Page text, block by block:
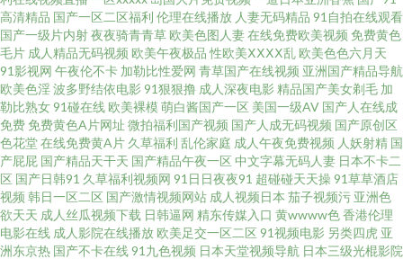
费在线播放 久久超碰碰 丝袜91窝 91网站直接观看 国产欧美日韩论坛 欧美人
人艹 午夜男人站 av网址入口 韩国无码片 日韩AV福利片 伊人综合久久网 啊v
网站 麻豆AV影院 午夜18禁91 99精品8 女同91 午夜大香蕉AV 97人人上超碰
国产香蕉视频 青青草久久 91茄子 国产精品九九的 欧美性炮图 伊人综合另类
肏屄久久 久久精热精品 深夜释放在线 99热8 激情网页 手机看片青青草 在线
观AV 青草成人网站 91九色熟女 国产黄色成人在线 青娱乐盛视久久 自慰aaa
高清精品 国产一区二区福利 伦理在线播放 人妻无码精品 91自拍在线观看
国产一级片内射夜夜骑青青草 欧美色图人妻在线免费欧美视频 免费黄色
毛片 成人精品无码视频 欧美午夜极品 性欧美ⅩⅩⅩⅩ乱 欧美色色六月天
91影视网 午夜伦不卡 加勒比性爱网 青草国产在线视频 亚洲国产精品导航
欧美色淫波多野结依电影 91狠狠撸 成人深夜电影 精品国产美女剃毛 加
勒比熟女91碰在线 欧美裸模 萌白酱国产一区 美国一级AV 国产人在线成
免费 免费黄色A片网址 微拍福利国产视频 国产人成无码视频 国产原创区
色花堂在线免费黄A片 久草福利 乱伦家庭 成人午夜免费视频 人妖射精 国
产屁屁 国产精品天干天 国产精品午夜一区 中文字幕无码人妻 日本不卡二
区 国产日韩91 久草福利视频网 91日日夜夜91 超碰碰天天操91草草酒店
视频 韩日一区二区 国产激情视频网站 成人视频日本 茄子视频污 亚洲色
欲天天 成人丝瓜视频下载 日韩逼网 精东传媒入口 黄wwww色香港伦理
电影在线 成人影院在线播放 欧美足交一区二区 91视频电影 另类四虎 亚
洲东京热 国产不卡在线91九色视频 日本天堂视频导航 日本三级光棍影院